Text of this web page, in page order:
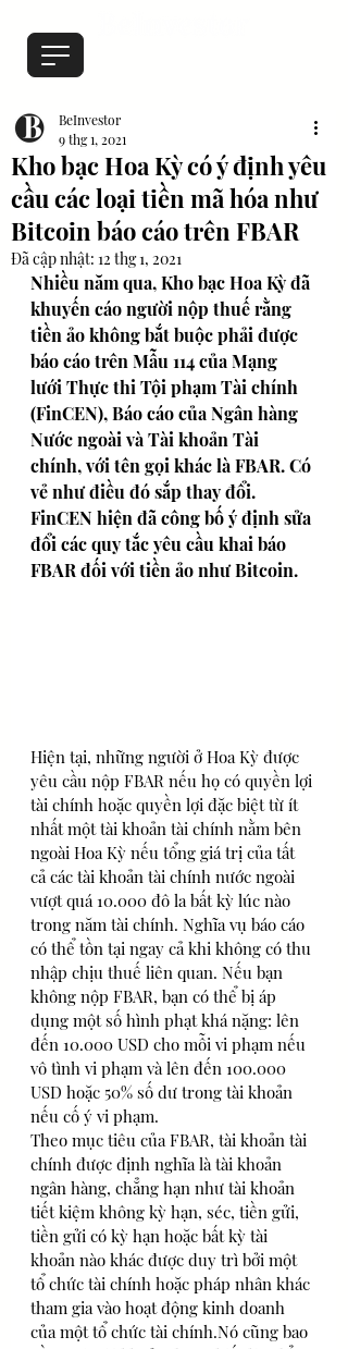
Kho bạc Hoa Kỳ có ý định yêu
cầu các loại tiền mã hóa như
Bitcoin báo cáo trên FBAR
BeInvestor
9 thg 1, 2021
Đã cập nhật: 12 thg 1, 2021
Nhiều năm qua, Kho bạc Hoa Kỳ đã
khuyến cáo người nộp thuế rằng
tiền ảo không bắt buộc phải được
báo cáo trên Mẫu 114 của Mạng
lưới Thực thi Tội phạm Tài chính
(FinCEN), Báo cáo của Ngân hàng
Nước ngoài và Tài khoản Tài
chính, với tên gọi khác là FBAR. Có
vẻ như điều đó sắp thay đổi.
FinCEN hiện đã công bố ý định sửa
đổi các quy tắc yêu cầu khai báo
FBAR đối với tiền ảo như Bitcoin.
Hiện tại, những người ở Hoa Kỳ được
yêu cầu nộp FBAR nếu họ có quyền lợi
tài chính hoặc quyền lợi đặc biệt từ ít
nhất một tài khoản tài chính nằm bên
ngoài Hoa Kỳ nếu tổng giá trị của tất
cả các tài khoản tài chính nước ngoài
vượt quá 10.000 đô la bất kỳ lúc nào
trong năm tài chính. Nghĩa vụ báo cáo
có thể tồn tại ngay cả khi không có thu
nhập chịu thuế liên quan. Nếu bạn
không nộp FBAR, bạn có thể bị áp
dụng một số hình phạt khá nặng: lên
đến 10.000 USD cho mỗi vi phạm nếu
vô tình vi phạm và lên đến 100.000
USD hoặc 50% số dư trong tài khoản
nếu cố ý vi phạm.
Theo mục tiêu của FBAR, tài khoản tài
chính được định nghĩa là tài khoản
ngân hàng, chẳng hạn như tài khoản
tiết kiệm không kỳ hạn, séc, tiền gửi,
tiền gửi có kỳ hạn hoặc bất kỳ tài
khoản nào khác được duy trì bởi một
tổ chức tài chính hoặc pháp nhân khác
tham gia vào hoạt động kinh doanh
của một tổ chức tài chính.Nó cũng bao